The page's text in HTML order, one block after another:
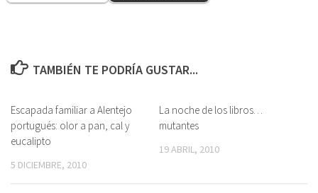
TAMBIÉN TE PODRÍA GUSTAR...
Escapada familiar a Alentejo
portugués: olor a pan, cal y
eucalipto
5 DICIEMBRE, 2010
La noche de los libros…
mutantes
19 ABRIL, 2010